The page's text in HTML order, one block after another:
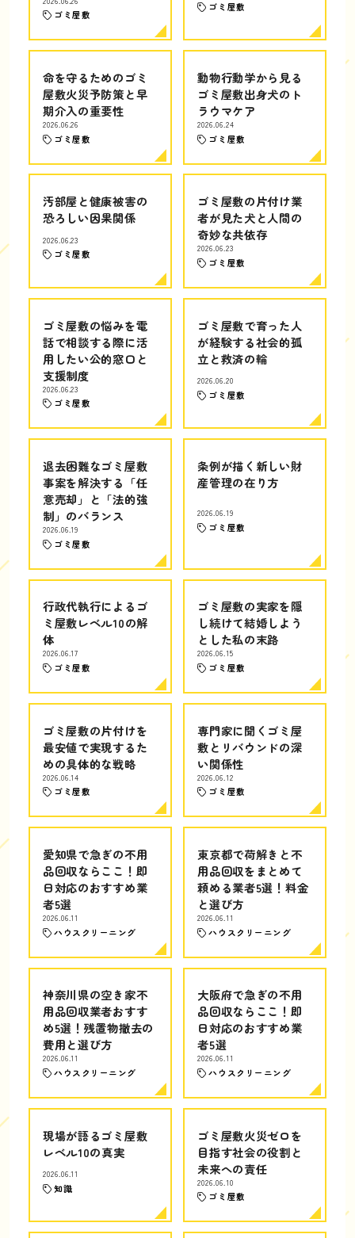
ゴミ屋敷
ゴミ屋敷
命を守るためのゴミ
屋敷火災予防策と早
期介入の重要性
2026.06.26
ゴミ屋敷
動物行動学から見る
ゴミ屋敷出身犬のト
ラウマケア
2026.06.24
ゴミ屋敷
汚部屋と健康被害の
恐ろしい因果関係
2026.06.23
ゴミ屋敷
ゴミ屋敷の片付け業
者が見た犬と人間の
奇妙な共依存
2026.06.23
ゴミ屋敷
ゴミ屋敷の悩みを電
話で相談する際に活
用したい公的窓口と
支援制度
2026.06.23
ゴミ屋敷
ゴミ屋敷で育った人
が経験する社会的孤
立と救済の輪
2026.06.20
ゴミ屋敷
退去困難なゴミ屋敷
事案を解決する「任
意売却」と「法的強
制」のバランス
2026.06.19
ゴミ屋敷
条例が描く新しい財
産管理の在り方
2026.06.19
ゴミ屋敷
行政代執行によるゴ
ミ屋敷レベル10の解
体
2026.06.17
ゴミ屋敷
ゴミ屋敷の実家を隠
し続けて結婚しよう
とした私の末路
2026.06.15
ゴミ屋敷
ゴミ屋敷の片付けを
最安値で実現するた
めの具体的な戦略
2026.06.14
ゴミ屋敷
専門家に聞くゴミ屋
敷とリバウンドの深
い関係性
2026.06.12
ゴミ屋敷
愛知県で急ぎの不用
品回収ならここ！即
日対応のおすすめ業
者5選
2026.06.11
ハウスクリーニング
東京都で荷解きと不
用品回収をまとめて
頼める業者5選！料金
と選び方
2026.06.11
ハウスクリーニング
神奈川県の空き家不
用品回収業者おすす
め5選！残置物撤去の
費用と選び方
2026.06.11
ハウスクリーニング
大阪府で急ぎの不用
品回収ならここ！即
日対応のおすすめ業
者5選
2026.06.11
ハウスクリーニング
現場が語るゴミ屋敷
レベル10の真実
2026.06.11
知識
ゴミ屋敷火災ゼロを
目指す社会の役割と
未来への責任
2026.06.10
ゴミ屋敷